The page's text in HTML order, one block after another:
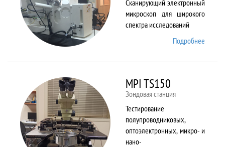
Сканирующий электронный
микроскоп для широкого
спектра исследований
Подробнее
MPI TS150
Зондовая станция
Тестирование
полупроводниковых,
оптоэлектронных, микро- и
нано-